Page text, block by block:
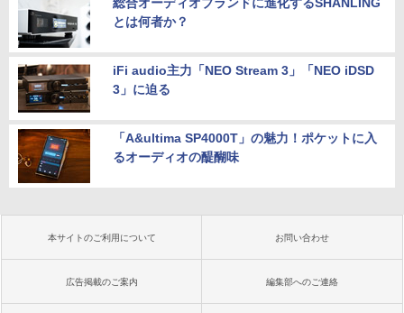
総合オーディオブランドに進化するSHANLING
とは何者か？
iFi audio主力「NEO Stream 3」「NEO iDSD
3」に迫る
「A&ultima SP4000T」の魅力！ポケットに入
るオーディオの醍醐味
本サイトのご利用について お問い合わせ
広告掲載のご案内 編集部へのご連絡